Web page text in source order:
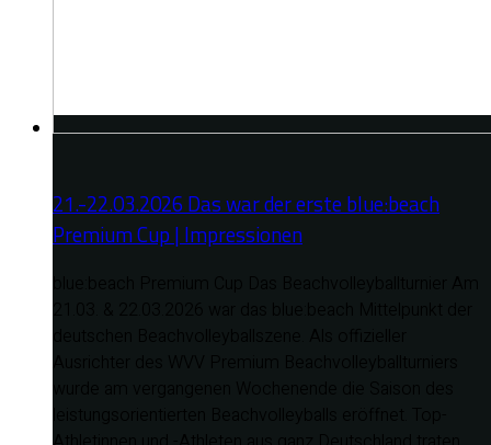
21.-22.03.2026 Das war der erste blue:beach
Premium Cup | Impressionen